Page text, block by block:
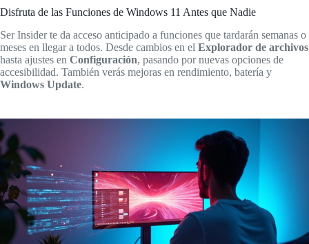
Disfruta de las Funciones de Windows 11 Antes que Nadie
Ser Insider te da acceso anticipado a funciones que tardarán semanas o
meses en llegar a todos. Desde cambios en el Explorador de archivos
hasta ajustes en Configuración, pasando por nuevas opciones de
accesibilidad. También verás mejoras en rendimiento, batería y
Windows Update.